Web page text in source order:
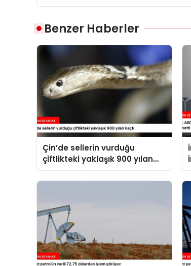
Benzer Haberler
Çin’de sellerin vurduğu
çiftlikteki yaklaşık 900 yılan
kaçtı